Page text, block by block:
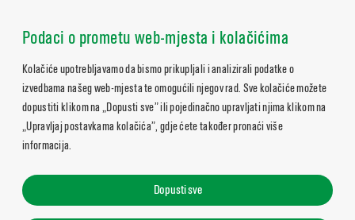
Podaci o prometu web-mjesta i kolačićima
Kolačiće upotrebljavamo da bismo prikupljali i analizirali podatke o
izvedbama našeg web-mjesta te omogućili njegov rad. Sve kolačiće možete
dopustiti klikom na „Dopusti sve” ili pojedinačno upravljati njima klikom na
„Upravljaj postavkama kolačića”, gdje ćete također pronaći više
informacija.
Dopusti sve